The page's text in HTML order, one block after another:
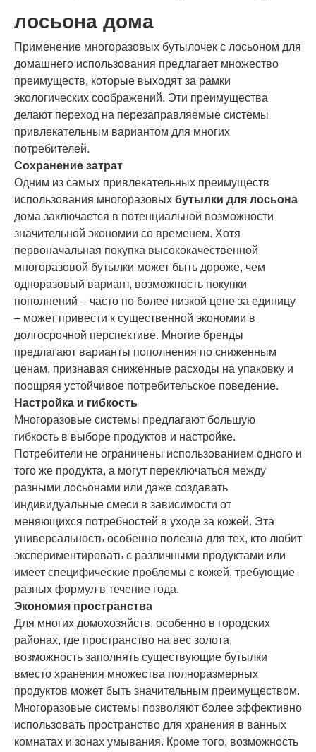
лосьона дома
Применение многоразовых бутылочек с лосьоном для
домашнего использования предлагает множество
преимуществ, которые выходят за рамки
экологических соображений. Эти преимущества
делают переход на перезаправляемые системы
привлекательным вариантом для многих
потребителей.
Сохранение затрат
Одним из самых привлекательных преимуществ
использования многоразовых бутылки для лосьона
дома заключается в потенциальной возможности
значительной экономии со временем. Хотя
первоначальная покупка высококачественной
многоразовой бутылки может быть дороже, чем
одноразовый вариант, возможность покупки
пополнений – часто по более низкой цене за единицу
– может привести к существенной экономии в
долгосрочной перспективе. Многие бренды
предлагают варианты пополнения по сниженным
ценам, признавая сниженные расходы на упаковку и
поощряя устойчивое потребительское поведение.
Настройка и гибкость
Многоразовые системы предлагают большую
гибкость в выборе продуктов и настройке.
Потребители не ограничены использованием одного и
того же продукта, а могут переключаться между
разными лосьонами или даже создавать
индивидуальные смеси в зависимости от
меняющихся потребностей в уходе за кожей. Эта
универсальность особенно полезна для тех, кто любит
экспериментировать с различными продуктами или
имеет специфические проблемы с кожей, требующие
разных формул в течение года.
Экономия пространства
Для многих домохозяйств, особенно в городских
районах, где пространство на вес золота,
возможность заполнять существующие бутылки
вместо хранения множества полноразмерных
продуктов может быть значительным преимуществом.
Многоразовые системы позволяют более эффективно
использовать пространство для хранения в ванных
комнатах и зонах умывания. Кроме того, возможность